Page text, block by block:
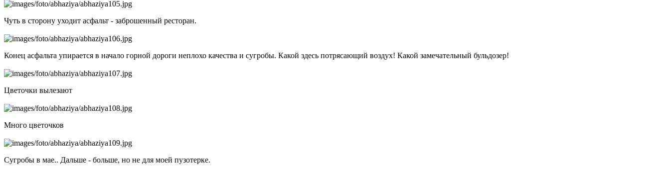
Чуть в сторону уходит асфальт - заброшенный ресторан.
Конец асфальта упирается в начало горной дороги неплохо качества и сугробы. Какой здесь потрясающий воздух! Какой замечательный бульдозер!
Цветочки вылезают
Много цветочков
Сугробы в мае.. Дальше - больше, но не для моей пузотерке.